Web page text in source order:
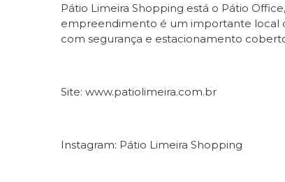
Pátio Limeira Shopping está o Pátio
empreendimento é um importante local
com segurança e estacionamento
Site: www.patiolimeira.com.br
Instagram: Pátio Limeira Shopping